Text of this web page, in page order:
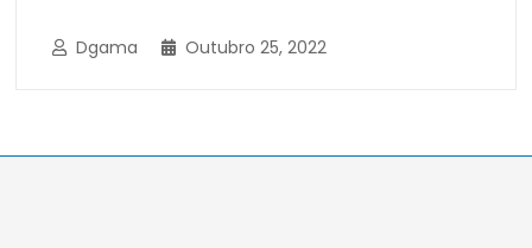
Dgama Outubro 25, 2022